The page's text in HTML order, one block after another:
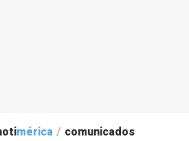
mérica / comunicados